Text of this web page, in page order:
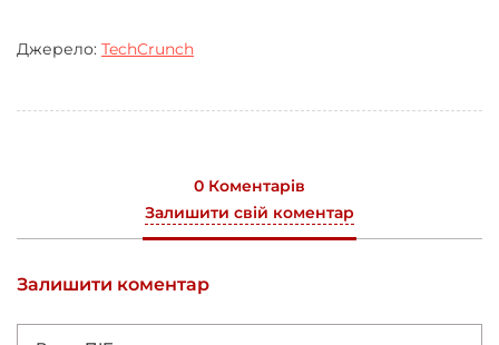
Джерело: TechCrunch
0 Коментарів
Залишити свій коментар
Залишити коментар